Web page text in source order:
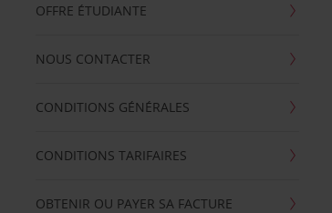
OFFRE ÉTUDIANTE
NOUS CONTACTER
CONDITIONS GÉNÉRALES
CONDITIONS TARIFAIRES
OBTENIR OU PAYER SA FACTURE